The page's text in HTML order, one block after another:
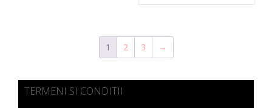
1 2 3 →
TERMENI SI CONDITII